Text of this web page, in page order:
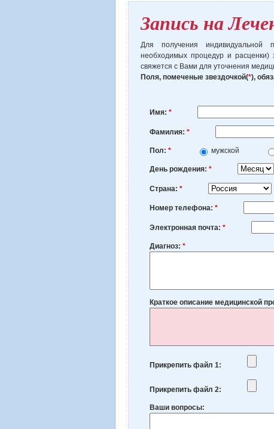
Запись на
Для получения индивидуальной
необходимых процедур и расценки)
свяжется с Вами для уточнения
Поля, помеченые звездочкой(*),
Имя: *
Фамилия: *
Пол: * мужской
День рождения: * Месяц
Страна: *
Номер телефона: *
Электронная почта: *
Диагноз: *
Краткое описание медицинской
Прикрепить файл 1:
Прикрепить файл 2:
Ваши вопросы: